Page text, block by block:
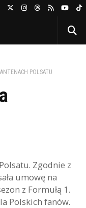
POLSATU
Zgodnie z
umowę na
z Formułą 1.
Polskich fanów.